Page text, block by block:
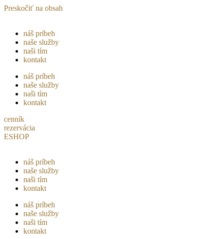
Preskočiť na obsah
náš príbeh
naše služby
naši tím
kontakt
náš príbeh
naše služby
naši tím
kontakt
cenník
rezervácia
ESHOP
náš príbeh
naše služby
naši tím
kontakt
náš príbeh
naše služby
naši tím
kontakt